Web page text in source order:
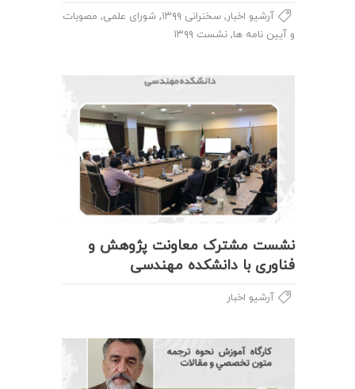
آرشیو اخبار, سخنرانی ۱۳۹۹ , شورای علمی, مصوبات
و آیین نامه ها, نشست ۱۳۹۹
نشست مشترک معاونت پژوهش و
فناوری با دانشکده مهندسی
آرشیو اخبار